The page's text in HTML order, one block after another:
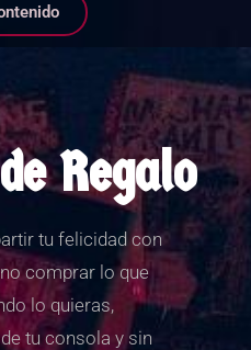
Regalo
tu felicidad con
comprar lo que
lo quieras,
tu consola y sin